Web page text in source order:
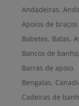
Andadeiras,
Apoios de braços
Babetes, Batas,
Bancos de
Barras de apoio
Bengalas,
Cadeiras de